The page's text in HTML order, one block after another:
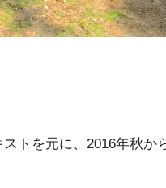
トを元に、2016年秋か